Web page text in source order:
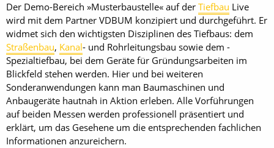
Der Demo-Bereich »Musterbaustelle« auf der Tiefbau Live
wird mit dem Partner VDBUM konzipiert und durchgeführt. Er
widmet sich den wichtigsten Disziplinen des Tiefbaus: dem
Straßenbau, Kanal- und Rohrleitungsbau sowie dem ­
Spezialtiefbau, bei dem Geräte für Gründungsarbeiten im
Blickfeld stehen ­werden. Hier und bei weiteren
Sonderanwendungen kann man Baumaschinen und
Anbaugeräte hautnah in Aktion erleben. Alle Vorführungen
auf beiden ­Messen werden professionell präsentiert und
erklärt, um das Gesehene um die entsprechenden fachlichen
Informationen anzureichern.